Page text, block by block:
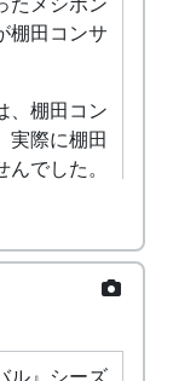
棚田コンサ
、棚田コン
実際に棚田
でした。
へ～